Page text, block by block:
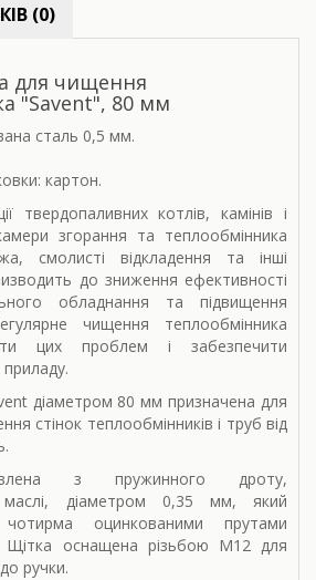
(0)
для чищення
"Savent", 80 мм
сталь 0,5 мм.
картон.
твердопаливних котлів, камінів і
згорання та теплообмінника
смолисті відкладення та інші
до зниження ефективності
обладнання та підвищення
чищення теплообмінника
цих проблем і забезпечити
діаметром 80 мм призначена для
стінок теплообмінників і труб від
з пружинного дроту,
маслі, діаметром 0,35 мм, який
оцинкованими прутами
оснащена різьбою М12 для
ручки.